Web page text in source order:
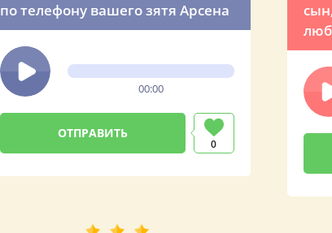
по телефону вашего зятя Арсена
00:00
0